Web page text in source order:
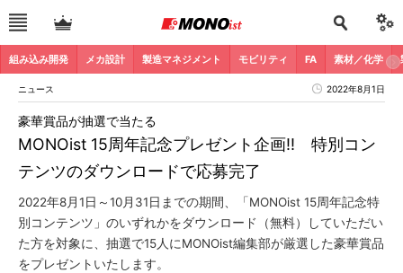
組み込み開発 メカ設計 製造マネジメント モビリティ FA 素材／化学
ニュース 2022年8月1日
MONOist 15周年記念プレゼント企画!! 特別コン
テンツのダウンロードで応募完了
豪華賞品が抽選で当たる
2022年8月1日～10月31日までの期間、「MONOist 15周年記念特
別コンテンツ」のいずれかをダウンロード（無料）していただい
た方を対象に、抽選で15人にMONOist編集部が厳選した豪華賞品
をプレゼントいたします。